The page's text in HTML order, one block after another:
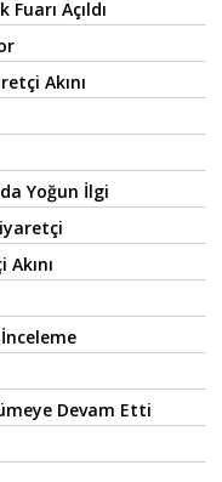
Fuarı Açıldı
Akını
Yoğun İlgi
Devam Etti